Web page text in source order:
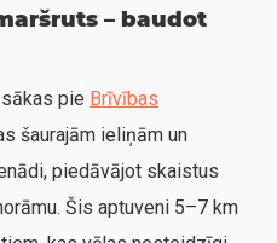
– baudot
pie Brīvības
šaurajām ieliņām un
piedāvājot skaistus
Šis aptuveni 5–7 km